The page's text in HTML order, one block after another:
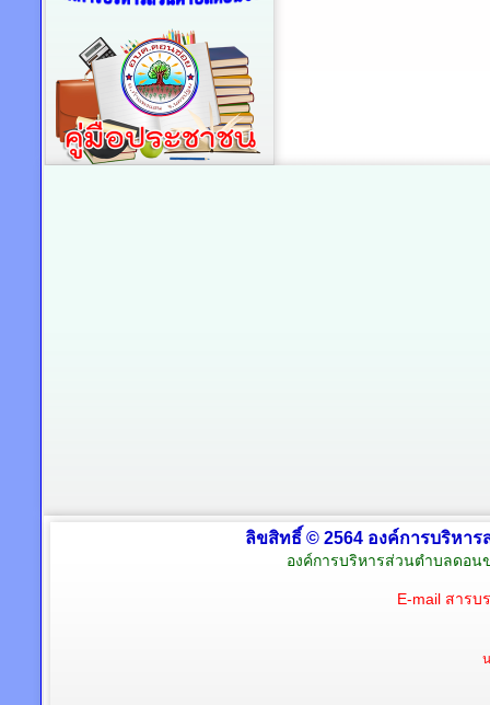
ลิขสิทธิ์ © 2564 องค์การบริหา
องค์การบริหารส่วนตำบลดอน
E-mail สาร